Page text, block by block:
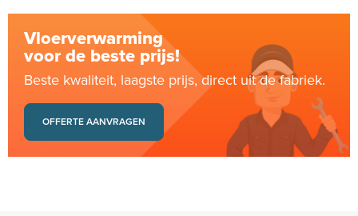
Vloerverwarming
voor de beste prijs!
Beste kwaliteit, laagste prijs, direct uit de fabriek.
OFFERTE AANVRAGEN